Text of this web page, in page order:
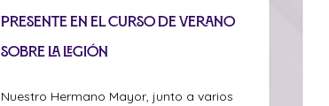
presente en el curso de verano
sobre La Legión
Nuestro Hermano Mayor, junto a varios